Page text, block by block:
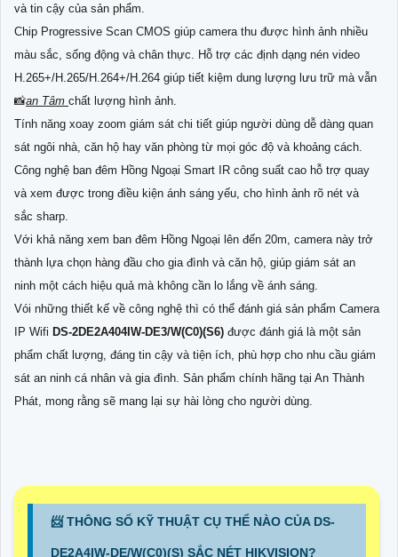
và tin cậy của sản phẩm.
Chip Progressive Scan CMOS giúp camera thu được hình ảnh nhiều
màu sắc, sống động và chân thực. Hỗ trợ các định dạng nén video
H.265+/H.265/H.264+/H.264 giúp tiết kiệm dung lượng lưu trữ mà vẫn
📸an Tâm chất lượng hình ảnh.
Tính năng xoay zoom giám sát chi tiết giúp người dùng dễ dàng quan
sát ngôi nhà, căn hộ hay văn phòng từ mọi góc độ và khoảng cách.
Công nghệ ban đêm Hồng Ngoại Smart IR công suất cao hỗ trợ quay
và xem được trong điều kiện ánh sáng yếu, cho hình ảnh rõ nét và
sắc sharp.
Với khả năng xem ban đêm Hồng Ngoại lên đến 20m, camera này trở
thành lựa chọn hàng đầu cho gia đình và căn hộ, giúp giám sát an
ninh một cách hiệu quả mà không cần lo lắng về ánh sáng.
Vói những thiết kế về công nghệ thì có thể đánh giá sản phẩm Camera
IP Wifi DS-2DE2A404IW-DE3/W(C0)(S6) được đánh giá là một sản
phẩm chất lượng, đáng tin cậy và tiện ích, phù hợp cho nhu cầu giám
sát an ninh cá nhân và gia đình. Sản phẩm chính hãng tại An Thành
Phát, mong rằng sẽ mang lại sự hài lòng cho người dùng.
📨 THÔNG SỐ KỸ THUẬT CỤ THỂ NÀO CỦA DS-
DE2A4IW-DE/W(C0)(S) SẮC NÉT HIKVISION?